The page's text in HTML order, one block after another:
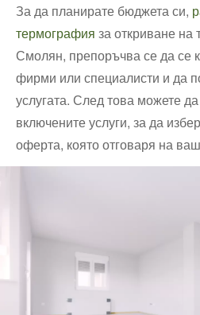
За да планирате бюджета си,
термография за откриване на
Смолян, препоръчва се да се
фирми или специалисти и да
услугата. След това можете
включените услуги, за да
оферта, която отговаря на